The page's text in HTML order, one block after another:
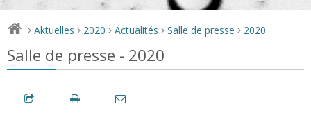
> Aktuelles > 2020 > Actualités > Salle de presse > 2020
Salle de presse - 2020